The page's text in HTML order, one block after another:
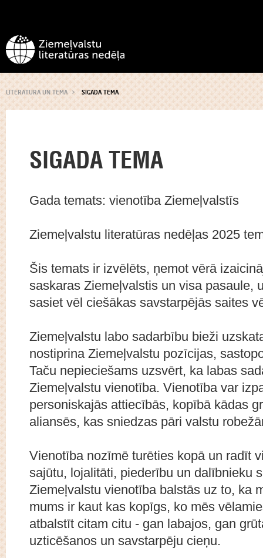
LITERATURA UN TEMA SIGADA TEMA
SIGADA TEMA
Gada temats: vienotība Ziemeļvalstīs
Ziemeļvalstu literatūras nedēļas 2025
Šis temats ir izvēlēts, ņemot vērā
saskaras Ziemeļvalstis un visa pasaule,
sasiet vēl ciešākas savstarpējās saites
Ziemeļvalstu labo sadarbību bieži
nostiprina Ziemeļvalstu pozīcijas,
Taču nepieciešams uzsvērt, ka labas
Ziemeļvalstu vienotība. Vienotība var
personiskajās attiecībās, kopībā kādas
aliansēs, kas sniedzas pāri valstu
Vienotība nozīmē turēties kopā un radīt
sajūtu, lojalitāti, piederību un dalībnieku
Ziemeļvalstu vienotība balstās uz to, ka
mums ir kaut kas kopīgs, ko mēs
atbalstīt citam citu - gan labajos, gan
uzticēšanos un savstarpēju cieņu.